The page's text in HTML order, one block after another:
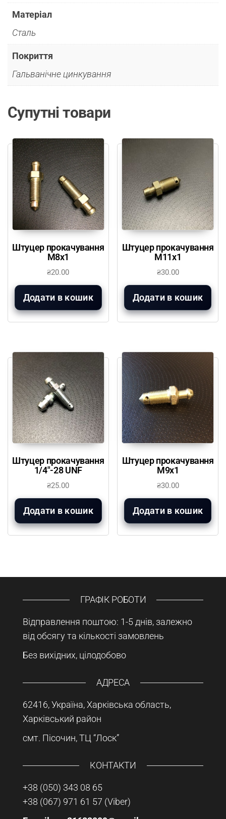
Матеріал
Сталь
Покриття
Гальванічне цинкування
Супутні товари
Штуцер прокачування
М8х1
₴20.00
Додати в кошик
Штуцер прокачування
М11х1
₴30.00
Додати в кошик
Штуцер прокачування
1/4″-28 UNF
₴25.00
Додати в кошик
Штуцер прокачування
М9х1
₴30.00
Додати в кошик
ГРАФІК РОБОТИ
Відправлення поштою: 1-5 днів, залежно
від обсягу та кількості замовлень
Без вихідних, цілодобово
АДРЕСА
62416, Україна, Харківська область,
Харківський район
смт. Пісочин, ТЦ “Лоск”
КОНТАКТИ
+38 (050) 343 08 65
+38 (067) 971 61 57 (Viber)